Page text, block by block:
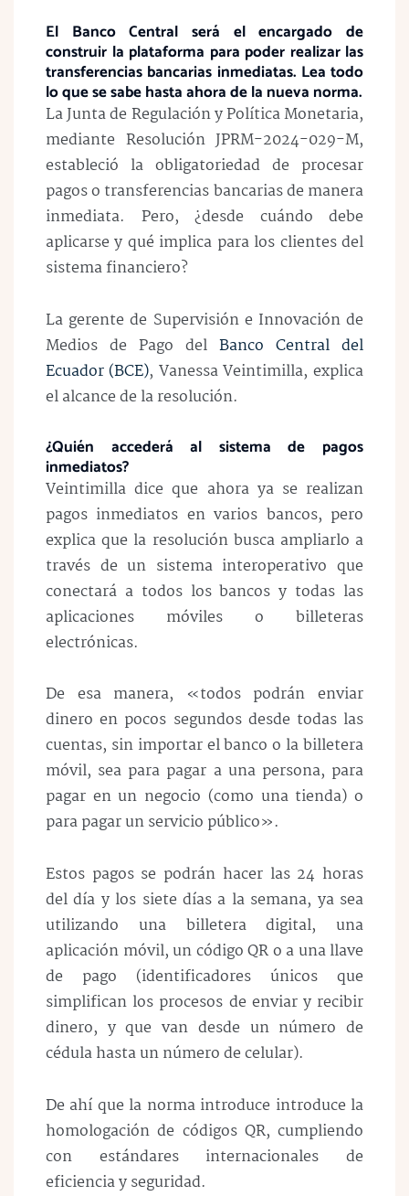
El Banco Central será el encargado de
construir la plataforma para poder realizar las
transferencias bancarias inmediatas. Lea todo
lo que se sabe hasta ahora de la nueva norma.
La Junta de Regulación y Política Monetaria,
mediante Resolución JPRM-2024-029-M,
estableció la obligatoriedad de procesar
pagos o transferencias bancarias de manera
inmediata. Pero, ¿desde cuándo debe
aplicarse y qué implica para los clientes del
sistema financiero?
La gerente de Supervisión e Innovación de
Medios de Pago del Banco Central del
Ecuador (BCE), Vanessa Veintimilla, explica
el alcance de la resolución.
¿Quién accederá al sistema de pagos
inmediatos?
Veintimilla dice que ahora ya se realizan
pagos inmediatos en varios bancos, pero
explica que la resolución busca ampliarlo a
través de un sistema interoperativo que
conectará a todos los bancos y todas las
aplicaciones móviles o billeteras
electrónicas.
De esa manera, «todos podrán enviar
dinero en pocos segundos desde todas las
cuentas, sin importar el banco o la billetera
móvil, sea para pagar a una persona, para
pagar en un negocio (como una tienda) o
para pagar un servicio público».
Estos pagos se podrán hacer las 24 horas
del día y los siete días a la semana, ya sea
utilizando una billetera digital, una
aplicación móvil, un código QR o a una llave
de pago (identificadores únicos que
simplifican los procesos de enviar y recibir
dinero, y que van desde un número de
cédula hasta un número de celular).
De ahí que la norma introduce introduce la
homologación de códigos QR, cumpliendo
con estándares internacionales de
eficiencia y seguridad.